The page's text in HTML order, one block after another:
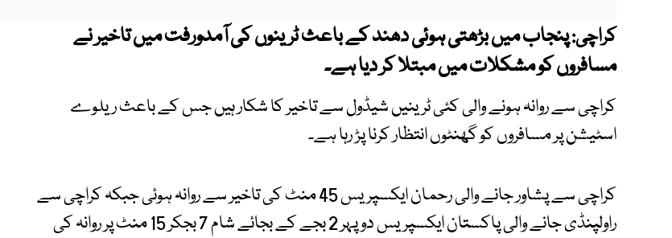
کراچی:پنجاب میں بڑھتی ہوئی دھند کے باعث ٹرینوں کی آمدورفت میں تاخیر نے
مسافروں کو مشکلات میں مبتلا کر دیا ہے۔
کراچی سے روانہ ہونے والی کئی ٹرینیں شیڈول سے تاخیر کا شکار ہیں جس کے باعث ریلوے
اسٹیشن پر مسافروں کو گھنٹوں انتظار کرنا پڑ رہا ہے۔
کراچی سے پشاور جانے والی رحمان ایکسپریس 45 منٹ کی تاخیر سے روانہ ہوئی جبکہ کراچی سے
راولپنڈی جانے والی پاکستان ایکسپریس دوپہر 2 بجے کے بجائے شام 7 بجکر 15 منٹ پر روانہ کی